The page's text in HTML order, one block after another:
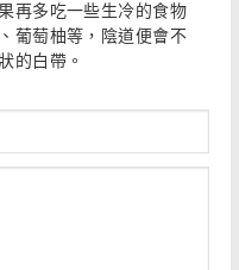
再多吃一些生冷的食物
葡萄柚等，陰道便會不
的白帶。